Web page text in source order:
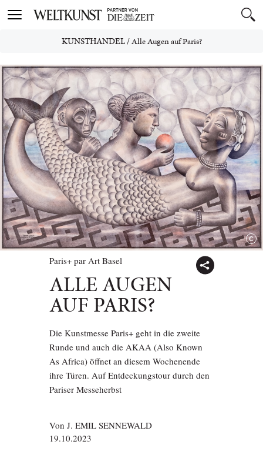
Toggle
KUNSTHANDEL/Alle Augen auf Paris?
Paris+ par Art Basel
ALLE AUGEN
AUF PARIS?
Die Kunstmesse Paris+ geht in die zweite
Runde und auch die AKAA (Also Known
As Africa) öffnet an diesem Wochenende
ihre Türen. Auf Entdeckungstour durch den
Pariser Messeherbst
Von J. EMIL SENNEWALD
19.10.2023